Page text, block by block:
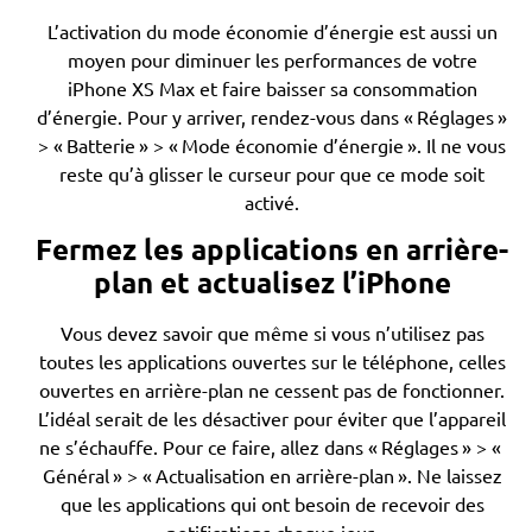
L’activation du mode économie d’énergie est aussi un
moyen pour diminuer les performances de votre
iPhone XS Max et faire baisser sa consommation
d’énergie. Pour y arriver, rendez-vous dans « Réglages »
> « Batterie » > « Mode économie d’énergie ». Il ne vous
reste qu’à glisser le curseur pour que ce mode soit
activé.
Fermez les applications en arrière-
plan et actualisez l’iPhone
Vous devez savoir que même si vous n’utilisez pas
toutes les applications ouvertes sur le téléphone, celles
ouvertes en arrière-plan ne cessent pas de fonctionner.
L’idéal serait de les désactiver pour éviter que l’appareil
ne s’échauffe. Pour ce faire, allez dans « Réglages » > «
Général » > « Actualisation en arrière-plan ». Ne laissez
que les applications qui ont besoin de recevoir des